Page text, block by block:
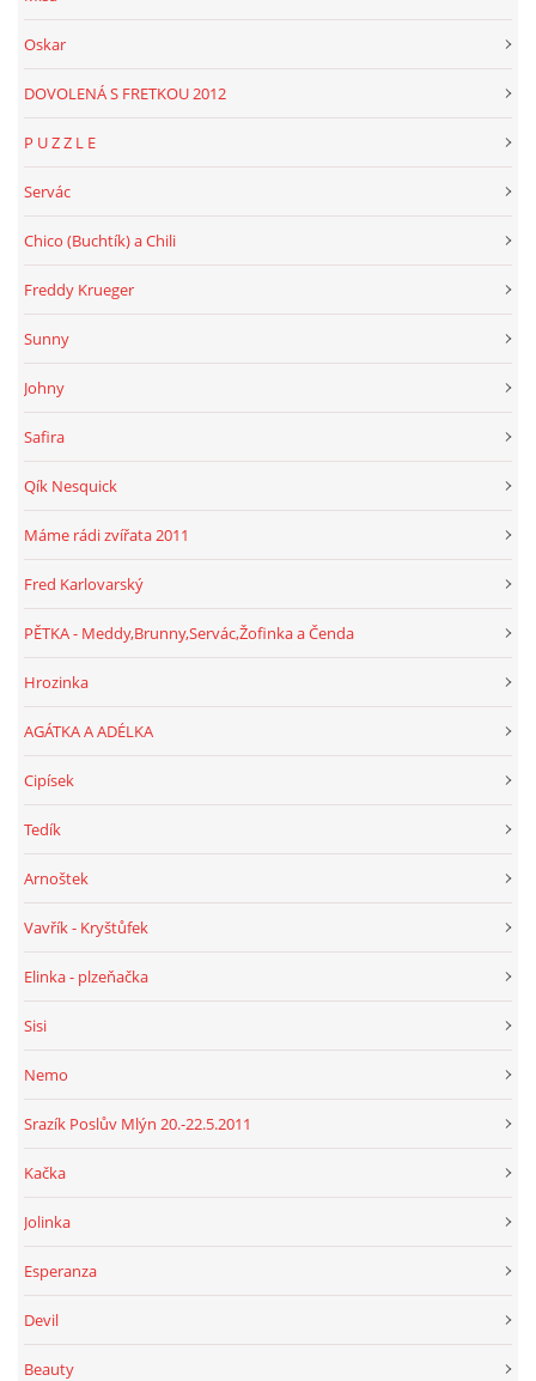
Oskar
DOVOLENÁ S FRETKOU 2012
P U Z Z L E
Servác
Chico (Buchtík) a Chili
Freddy Krueger
Sunny
Johny
Safira
Qík Nesquick
Máme rádi zvířata 2011
Fred Karlovarský
PĚTKA - Meddy,Brunny,Servác,Žofinka a Čenda
Hrozinka
AGÁTKA A ADÉLKA
Cipísek
Tedík
Arnoštek
Vavřík - Kryštůfek
Elinka - plzeňačka
Sisi
Nemo
Srazík Poslův Mlýn 20.-22.5.2011
Kačka
Jolinka
Esperanza
Devil
Beauty